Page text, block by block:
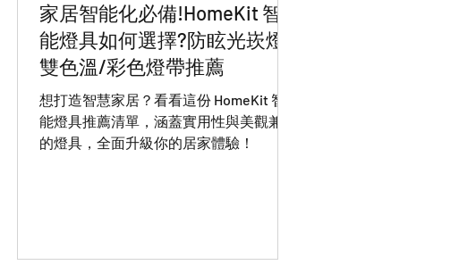
家居智能化必備!HomeKit 智
能燈具如何選擇?防眩光崁燈/
雙色溫/彩色燈帶推薦
想打造智慧家居？看看這份 HomeKit 智
能燈具推薦清單，涵蓋實用性與美觀兼備
的燈具，全面升級你的居家體驗！